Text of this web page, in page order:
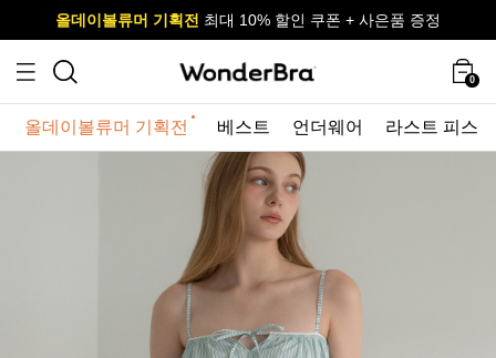
사이즈 무료 교환 서비스
올데이볼류머 기획전 최대 10% 할인 쿠폰 + 사은품 증정
사이즈 무료 교환 서비스
올데이볼류머 기획전 최대 10% 할인 쿠폰 + 사은품 증정
0
올데이볼류머 기획전 베스트 언더웨어 라스트 피스